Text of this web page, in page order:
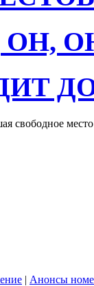
ОН,
свободное
| Анонсы